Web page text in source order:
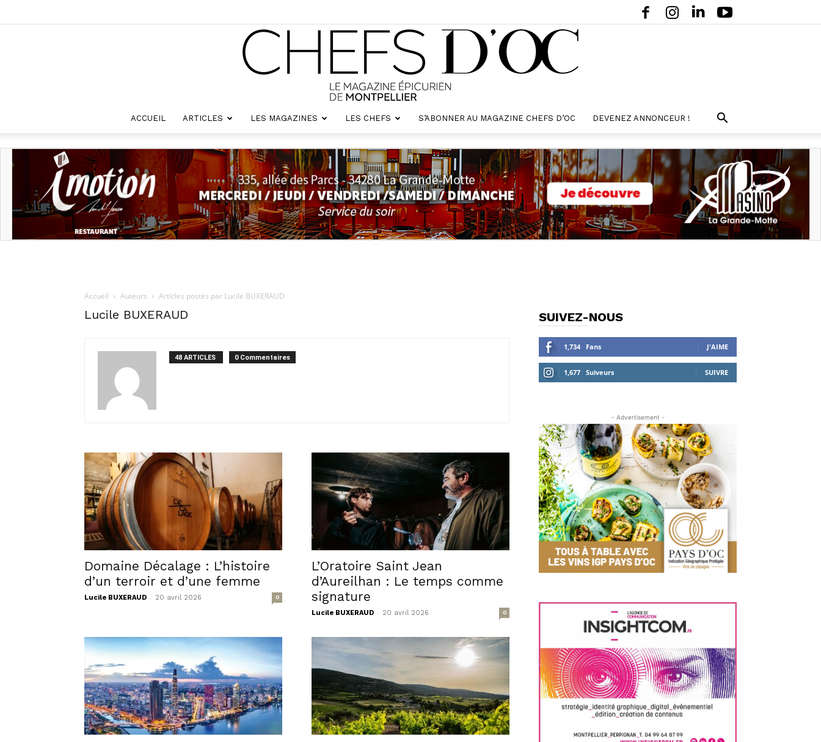
d'oc
ACCUEIL ARTICLES LES MAGAZINES LES CHEFS S’ABONNER AU MAGAZINE CHEFS D’OC DEVENEZ ANNONCEUR !
Accueil Auteurs Articles postés par Lucile BUXERAUD
Lucile BUXERAUD
48 ARTICLES 0 Commentaires
Domaine Décalage : L’histoire
d’un terroir et d’une femme
Lucile BUXERAUD - 20 avril 2026 0
L’Oratoire Saint Jean
d’Aureilhan : Le temps comme
signature
Lucile BUXERAUD - 20 avril 2026 0
SUIVEZ-NOUS
1,734 Fans J'AIME
1,677 Suiveurs SUIVRE
- Advertisement -